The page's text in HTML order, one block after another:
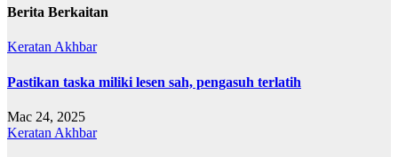
Berita Berkaitan
Keratan Akhbar
Pastikan taska miliki lesen sah, pengasuh terlatih
Mac 24, 2025
Keratan Akhbar